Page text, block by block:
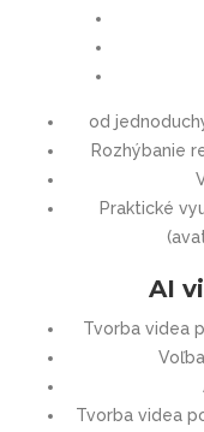
od
Rozhýbanie
Praktické
AI
Tvorba videa
Tvorba videa